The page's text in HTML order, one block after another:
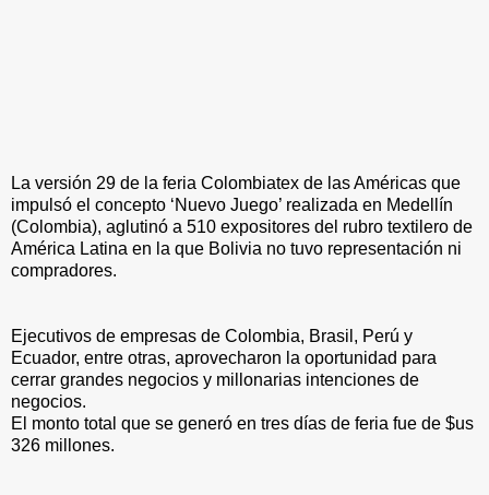
La versión 29 de la feria Colombiatex de las Américas que
impulsó el concepto ‘Nuevo Juego’ realizada en Medellín
(Colombia), aglutinó a 510 expositores del rubro textilero de
América Latina en la que Bolivia no tuvo representación ni
compradores.
Ejecutivos de empresas de Colombia, Brasil, Perú y
Ecuador, entre otras, aprovecharon la oportunidad para
cerrar grandes negocios y millonarias intenciones de
negocios.
El monto total que se generó en tres días de feria fue de $us
326 millones.